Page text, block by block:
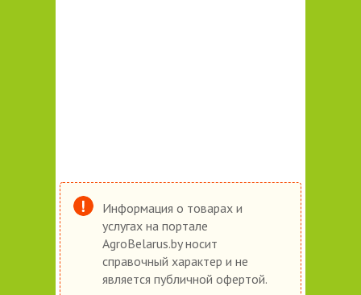
Информация о товарах и
услугах на портале
AgroBelarus.by носит
справочный характер и не
является публичной офертой.